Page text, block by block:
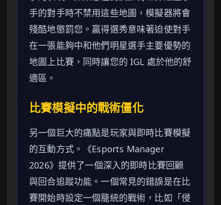
手的對手時不禁用這些地圖，模擬器將會
殘酷地懲罰您。贏得選秀意味著迫使對手
在一張能夠中和他們明星選手主要優勢的
地圖上比賽，同時讓您的 IGL 處於他的舒
適區。
比賽模擬中的戰術僵化
另一個巨大的痛點是玩家與即時比賽模擬
的互動方式。《Esports Manager
2026》提供了一個深入的即時比賽回顧
與回合追蹤功能。一個常見的錯誤是在比
賽開始時設定一個籠統的戰術，比如「侵